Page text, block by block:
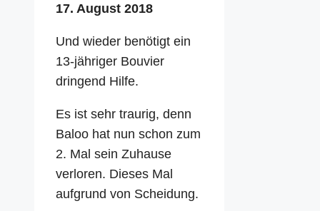
17. August 2018
Und wieder benötigt ein
13-jähriger Bouvier
dringend Hilfe.
Es ist sehr traurig, denn
Baloo hat nun schon zum
2. Mal sein Zuhause
verloren. Dieses Mal
aufgrund von Scheidung.